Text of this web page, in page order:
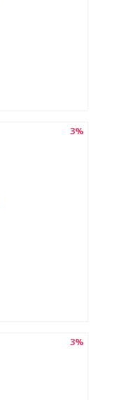
3%
3%